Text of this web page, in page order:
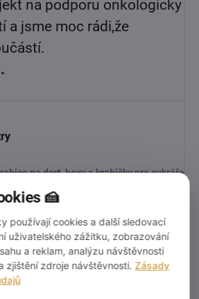
na podporu onkologicky
a jsme moc rádi,že
na dort, boxy a krabičky pro cukráře
🍰
používají cookies a další sledovací
uživatelského zážitku, zobrazování
a reklam, analýzu návštěvnosti
zjištění zdroje návštěvnosti. Zásady